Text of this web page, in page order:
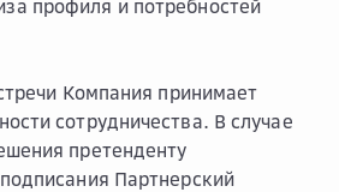
профиля и потребностей
Компания принимает
сотрудничества. В случае
претенденту
Партнерский